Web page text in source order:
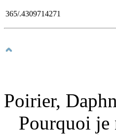
365/.4309714271
Poirier,
Pourquoi je